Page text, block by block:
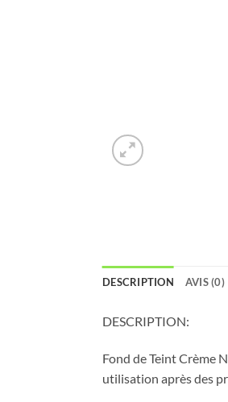
DESCRIPTION AVIS (0)
DESCRIPTION:
Fond de Teint Crème
utilisation après des